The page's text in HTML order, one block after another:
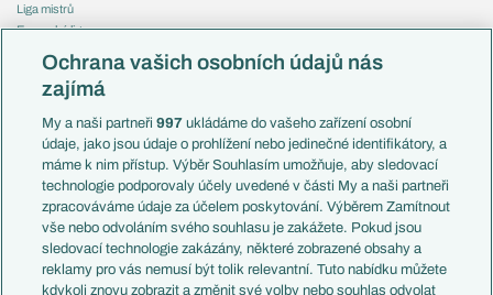
Liga mistrů
Evropská liga
Mistrovství světa
Liga národů
Témata
Představení týmů MS
EuroSkauting
PL v kostce
Evropské koeficienty
Přestupy
Přestupové spekulace
Zranění
Česko
Francie
Itálie
Německo
Španělsko
Argentina
Brazílie
Přestupy
Ochrana vašich osobních údajů nás
zajímá
My a naši partneři997 ukládáme do vašeho zařízení osobní
údaje, jako jsou údaje o prohlížení nebo jedinečné identifikátory, a
máme k nim přístup. Výběr Souhlasím umožňuje, aby sledovací
technologie podporovaly účely uvedené v části My a naši partneři
zpracováváme údaje za účelem poskytování. Výběrem Zamítnout
vše nebo odvoláním svého souhlasu je zakážete. Pokud jsou
sledovací technologie zakázány, některé zobrazené obsahy a
reklamy pro vás nemusí být tolik relevantní. Tuto nabídku můžete
kdykoli znovu zobrazit a změnit své volby nebo souhlas odvolat